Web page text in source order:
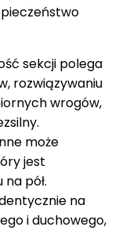
sekcji polega
rozwiązywaniu
wrogów,
może
jest
pół.
na
i duchowego,